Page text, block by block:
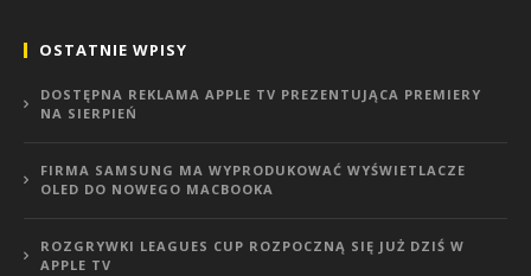
OSTATNIE WPISY
DOSTĘPNA REKLAMA APPLE TV PREZENTUJĄCA PREMIERY
NA SIERPIEŃ
FIRMA SAMSUNG MA WYPRODUKOWAĆ WYŚWIETLACZE
OLED DO NOWEGO MACBOOKA
ROZGRYWKI LEAGUES CUP ROZPOCZNĄ SIĘ JUŻ DZIŚ W
APPLE TV